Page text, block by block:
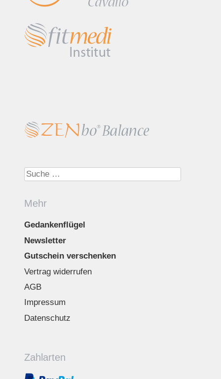
Suche nach:
Mehr
Gedankenflügel
Newsletter
Gutschein verschenken
Vertrag widerrufen
AGB
Impressum
Datenschutz
Zahlarten